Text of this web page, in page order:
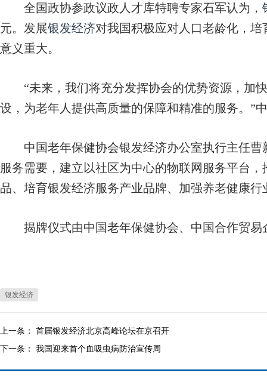
全国政协参政议政人才库特聘专家石军认为，
元。发展银发经济对我国积极应对人口老龄化，
意义重大。
“未来，我们将充分发挥协会的优势资源，加
设，为老年人提供高质量的保障和精准的服务。”
中国老年保健协会银发经济办公室执行主任曹
服务需要，建立以社区为中心的物联网服务平台
品、培育银发经济服务产业品牌、加强养老健康
揭牌仪式由中国老年保健协会、中国合作贸易
银发经济
上一条： 首届银发经济北京高峰论坛在京召开
下一条： 我国迎来首个血吸虫病防治宣传周